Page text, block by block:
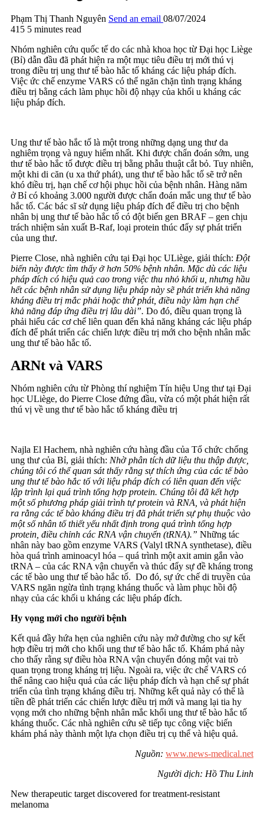
Phạm Thị Thanh Nguyên Send an email 08/07/2024
415 5 minutes read
Nhóm nghiên cứu quốc tế do các nhà khoa học từ Đại học Liège
(Bỉ) dẫn đầu đã phát hiện ra một mục tiêu điều trị mới thú vị
trong điều trị ung thư tế bào hắc tố kháng các liệu pháp đích.
Việc ức chế enzyme VARS có thể ngăn chặn tình trạng kháng
điều trị bằng cách làm phục hồi độ nhạy của khối u kháng các
liệu pháp đích.
Ung thư tế bào hắc tố là một trong những dạng ung thư da
nghiêm trọng và nguy hiểm nhất. Khi được chẩn đoán sớm, ung
thư tế bào hắc tố được điều trị bằng phẫu thuật cắt bỏ. Tuy nhiên,
một khi di căn (u xa thứ phát), ung thư tế bào hắc tố sẽ trở nên
khó điều trị, hạn chế cơ hội phục hồi của bệnh nhân. Hàng năm
ở Bỉ có khoảng 3.000 người được chẩn đoán mắc ung thư tế bào
hắc tố. Các bác sĩ sử dụng liệu pháp đích để điều trị cho bệnh
nhân bị ung thư tế bào hắc tố có đột biến gen BRAF – gen chịu
trách nhiệm sản xuất B-Raf, loại protein thúc đẩy sự phát triển
của ung thư.
Pierre Close, nhà nghiên cứu tại Đại học ULiège, giải thích: Đột
biến này được tìm thấy ở hơn 50% bệnh nhân. Mặc dù các liệu
pháp đích có hiệu quả cao trong việc thu nhỏ khối u, nhưng hầu
hết các bệnh nhân sử dụng liệu pháp này sẽ phát triển khả năng
kháng điều trị mắc phải hoặc thứ phát, điều này làm hạn chế
khả năng đáp ứng điều trị lâu dài”. Do đó, điều quan trọng là
phải hiểu các cơ chế liên quan đến khả năng kháng các liệu pháp
đích để phát triển các chiến lược điều trị mới cho bệnh nhân mắc
ung thư tế bào hắc tố.
ARNt và VARS
Nhóm nghiên cứu từ Phòng thí nghiệm Tín hiệu Ung thư tại Đại
học ULiège, do Pierre Close đứng đầu, vừa có một phát hiện rất
thú vị về ung thư tế bào hắc tố kháng điều trị
Najla El Hachem, nhà nghiên cứu hàng đầu của Tổ chức chống
ung thư của Bỉ, giải thích: Nhờ phân tích dữ liệu thu thập được,
chúng tôi có thể quan sát thấy rằng sự thích ứng của các tế bào
ung thư tế bào hắc tố với liệu pháp đích có liên quan đến việc
lập trình lại quá trình tổng hợp protein. Chúng tôi đã kết hợp
một số phương pháp giải trình tự protein và RNA, và phát hiện
ra rằng các tế bào kháng điều trị đã phát triển sự phụ thuộc vào
một số nhân tố thiết yếu nhất định trong quá trình tổng hợp
protein, điều chỉnh các RNA vận chuyển (tRNA).” Những tác
nhân này bao gồm enzyme VARS (Valyl tRNA synthetase), điều
hòa quá trình aminoacyl hóa – quá trình một axit amin gắn vào
tRNA – của các RNA vận chuyển và thúc đẩy sự đề kháng trong
các tế bào ung thư tế bào hắc tố. Do đó, sự ức chế di truyền của
VARS ngăn ngừa tình trạng kháng thuốc và làm phục hồi độ
nhạy của các khối u kháng các liệu pháp đích.
Hy vọng mới cho người bệnh
Kết quả đầy hứa hẹn của nghiên cứu này mở đường cho sự kết
hợp điều trị mới cho khối ung thư tế bào hắc tố. Khám phá này
cho thấy rằng sự điều hòa RNA vận chuyển đóng một vai trò
quan trọng trong kháng trị liệu. Ngoài ra, việc ức chế VARS có
thể nâng cao hiệu quả của các liệu pháp đích và hạn chế sự phát
triển của tình trạng kháng điều trị. Những kết quả này có thể là
tiền đề phát triển các chiến lược điều trị mới và mang lại tia hy
vọng mới cho những bệnh nhân mắc khối ung thư tế bào hắc tố
kháng thuốc. Các nhà nghiên cứu sẽ tiếp tục công việc biến
khám phá này thành một lựa chọn điều trị cụ thể và hiệu quả.
Nguồn: www.news-medical.net
Người dịch: Hồ Thu Linh
New therapeutic target discovered for treatment-resistant
melanoma